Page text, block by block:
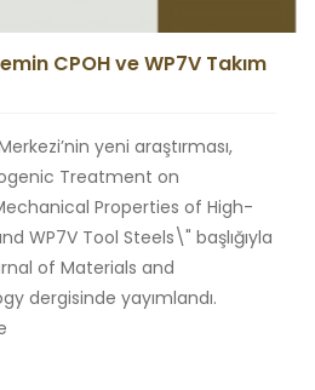
CPOH ve WP7V Takım
yeni araştırması,
Treatment on
Properties of High-
WP7V Tool Steels\" başlığıyla
of Materials and
dergisinde yayımlandı.